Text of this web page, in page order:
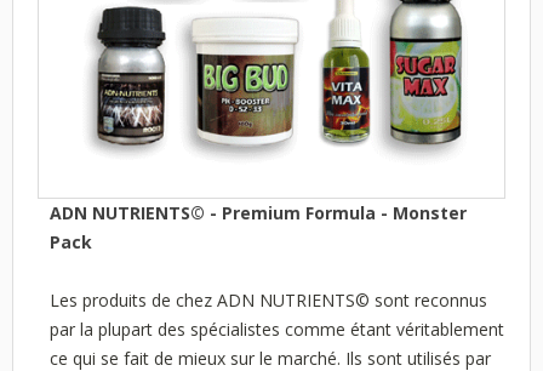
ADN NUTRIENTS© - Premium Formula - Monster
Pack
Les produits de chez ADN NUTRIENTS© sont reconnus
par la plupart des spécialistes comme étant véritablement
ce qui se fait de mieux sur le marché. Ils sont utilisés par